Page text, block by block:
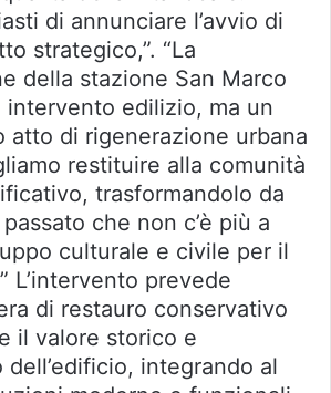
di annunciare l’avvio di
strategico,”. “La
della stazione San Marco
intervento edilizio, ma un
atto di rigenerazione urbana
restituire alla comunità
trasformandolo da
che non c’è più a
culturale e civile per il
L’intervento prevede
di restauro conservativo
il valore storico e
integrando al